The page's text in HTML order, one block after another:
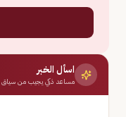
اسأل الخبر
مساعد ذكي يجيب من سياق